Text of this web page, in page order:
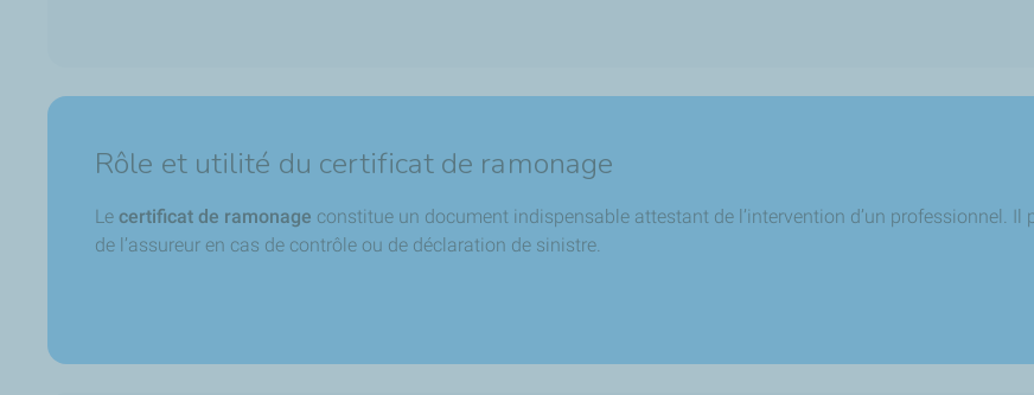
Rôle et utilité du certificat de ramonage
Le certificat de ramonage constitue un document indispensable attestant de l’intervention d’un professionnel. Il
de l’assureur en cas de contrôle ou de déclaration de sinistre.